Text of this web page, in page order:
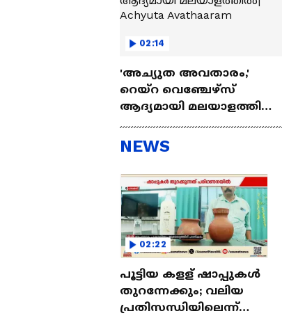
02:14
'അച്യുത അവതാരം,'
റെയ്റ വെഞ്ചേഴ്‌സ്
ആദ്യമായി മലയാളത്തിൽ|
Achyuta Avathaaram
NEWS
02:22
പൂട്ടിയ കളള് ഷാപ്പുകൾ
തുറന്നേക്കും; വലിയ
പ്രതിസന്ധിയിലെന്ന്